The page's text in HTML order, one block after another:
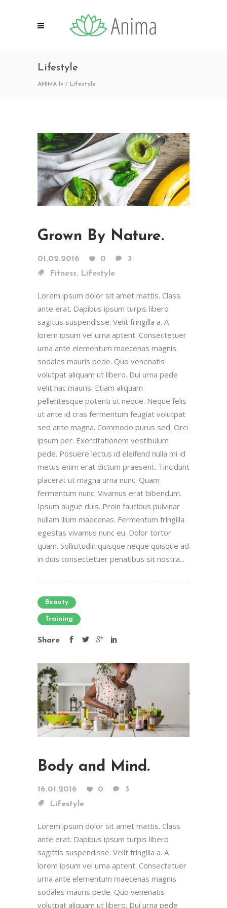
Lifestyle
ANIMA lv / Lifestyle
Grown By Nature.
01.02.2016 0
3
Fitness, Lifestyle
Lorem ipsum dolor sit amet mattis. Class
ante erat. Dapibus ipsum turpis libero
sagittis suspendisse. Velit fringilla a. A
lorem ipsum vel urna aptent. Consectetuer
urna ante elementum maecenas magnis
sodales mauris pede. Quo venenatis
volutpat aliquam ut libero. Dui urna pede
velit hac mauris. Etiam aliquam
pellentesque potenti ut neque. Neque felis
ut ante id cras fermentum feugiat volutpat
sed ante magna. Commodo purus sed. Orci
ipsum per. Exercitationem vestibulum
pede. Posuere lectus id eleifend nulla mi id
metus enim erat dictum praesent. Tincidunt
placerat ut magna urna nunc. Quam
fermentum nunc. Vivamus erat bibendum.
Ipsum augue duis. Proin faucibus pulvinar
nullam illum maecenas. Fermentum fringilla
egestas vivamus nunc eu. Dolor tortor
quam. Sollicitudin quisque neque quisque ad
in duis consectetuer penatibus sit nostra...
Beauty
Training
Share
Body and Mind.
16.01.2016 0
3
Lifestyle
Lorem ipsum dolor sit amet mattis. Class
ante erat. Dapibus ipsum turpis libero
sagittis suspendisse. Velit fringilla a. A
lorem ipsum vel urna aptent. Consectetuer
urna ante elementum maecenas magnis
sodales mauris pede. Quo venenatis
volutpat aliquam ut libero. Dui urna pede